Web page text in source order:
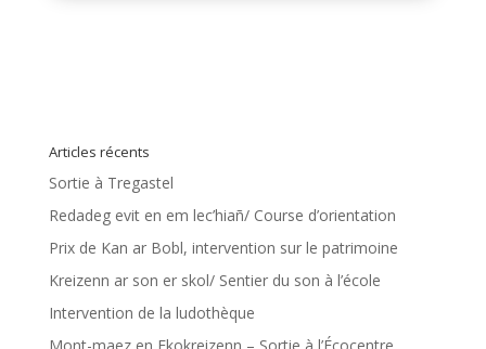
Articles récents
Sortie à Tregastel
Redadeg evit en em lec’hiañ/ Course d’orientation
Prix de Kan ar Bobl, intervention sur le patrimoine
Kreizenn ar son er skol/ Sentier du son à l’école
Intervention de la ludothèque